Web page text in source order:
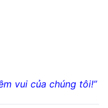
vui của chúng tôi!”